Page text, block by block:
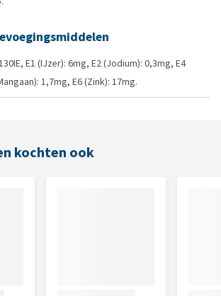
E1 (IJzer): 6mg, E2 (Jodium): 0,3mg, E4
1,7mg, E6 (Zink): 17mg.
kochten ook